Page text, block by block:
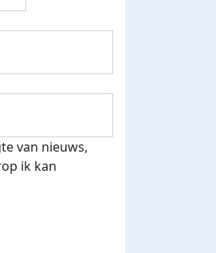
van nieuws,
ik kan